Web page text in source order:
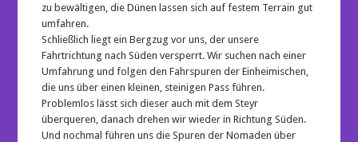
zu bewältigen, die Dünen lassen sich auf festem Terrain gut
umfahren.
Schließlich liegt ein Bergzug vor uns, der unsere
Fahrtrichtung nach Süden versperrt. Wir suchen nach einer
Umfahrung und folgen den Fahrspuren der Einheimischen,
die uns über einen kleinen, steinigen Pass führen.
Problemlos lässt sich dieser auch mit dem Steyr
überqueren, danach drehen wir wieder in Richtung Süden.
Und nochmal führen uns die Spuren der Nomaden über